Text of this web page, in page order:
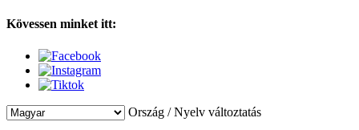
Kövessen minket itt:
Ország / Nyelv változtatás